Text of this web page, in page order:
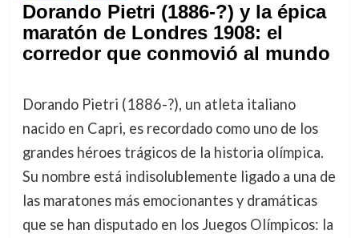
Dorando Pietri (1886-?) y la épica
maratón de Londres 1908: el
corredor que conmovió al mundo
Dorando Pietri (1886-?), un atleta italiano
nacido en Capri, es recordado como uno de los
grandes héroes trágicos de la historia olímpica.
Su nombre está indisolublemente ligado a una de
las maratones más emocionantes y dramáticas
que se han disputado en los Juegos Olímpicos: la